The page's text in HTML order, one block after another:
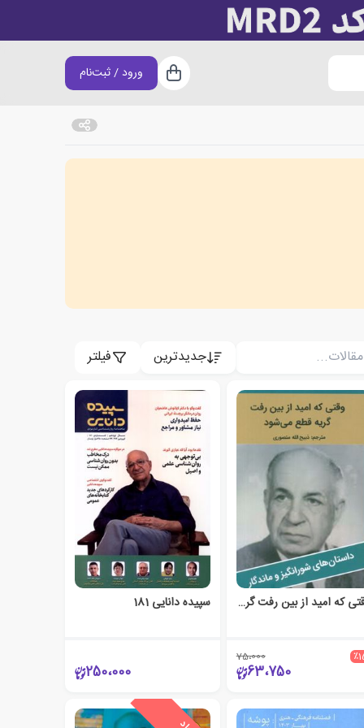
سبد خرید
ورود / ثبت‌نام
جدیدترین فیلتر
وقتی که امید از بین رفت گریه قطع می‌شود
75،000
63،750
سپیده دانایی 181
250،000